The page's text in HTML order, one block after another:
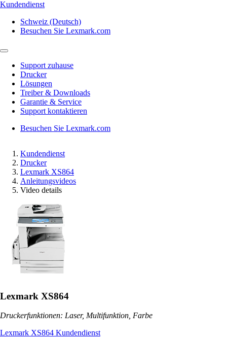
Kundendienst
Schweiz (Deutsch)
Besuchen Sie Lexmark.com
Support zuhause
Drucker
Lösungen
Treiber & Downloads
Garantie & Service
Support kontaktieren
Besuchen Sie Lexmark.com
Kundendienst
Drucker
Lexmark XS864
Anleitungsvideos
Video details
Lexmark XS864
Druckerfunktionen: Laser, Multifunktion, Farbe
Lexmark XS864 Kundendienst